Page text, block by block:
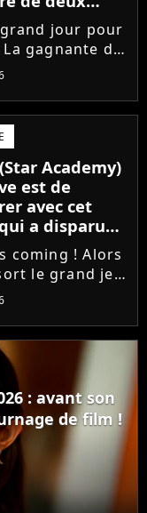
Slimane
jour pour
gagnante de
fait ses
pas dans
en publiant
un
que la
a
avec...
Academy)
est de
avec cet
a disparu
"c'est un
coming ! Alors
le grand jeu
en
son premier
demande, la
de la Star
affiche
ses
Son rêve...
: avant son
de film !